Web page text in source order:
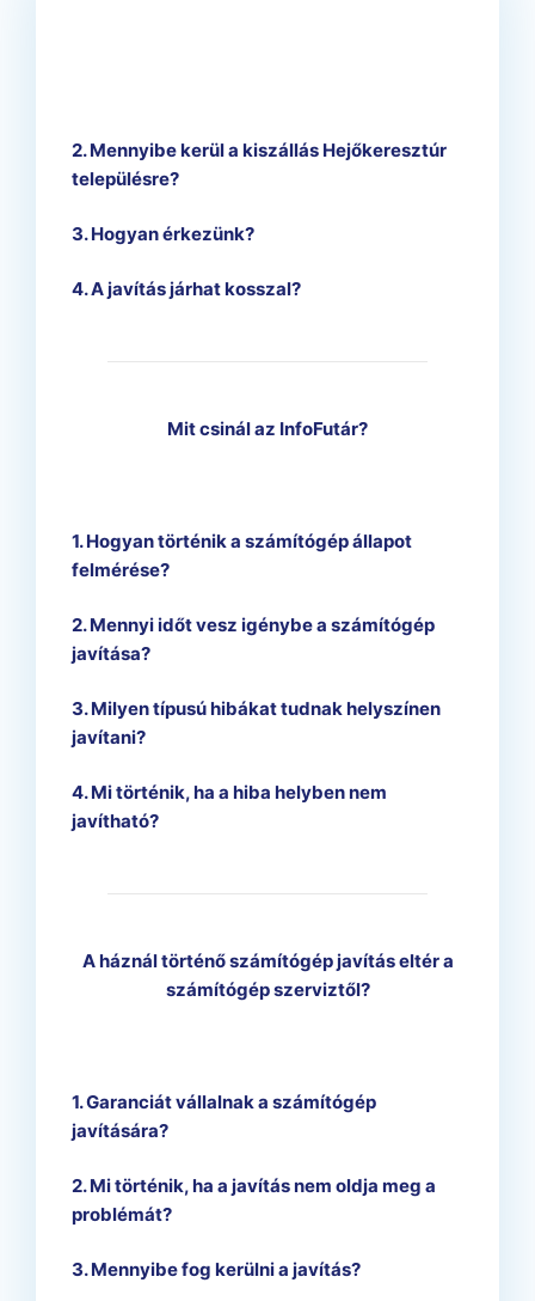
2. Mennyibe kerül a kiszállás Hejőkeresztúr
településre?
3. Hogyan érkezünk?
4. A javítás járhat kosszal?
Mit csinál az InfoFutár?
1. Hogyan történik a számítógép állapot
felmérése?
2. Mennyi időt vesz igénybe a számítógép
javítása?
3. Milyen típusú hibákat tudnak helyszínen
javítani?
4. Mi történik, ha a hiba helyben nem
javítható?
A háznál történő számítógép javítás eltér a
számítógép szerviztől?
1. Garanciát vállalnak a számítógép
javítására?
2. Mi történik, ha a javítás nem oldja meg a
problémát?
3. Mennyibe fog kerülni a javítás?